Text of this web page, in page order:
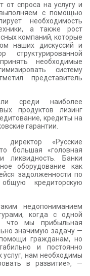
от спроса на услугу и
с помощью
необходимость
а также рост
компаний, которые
наших дискуссий и
необходимые
систему
представитель
среди наиболее
продуктов лизинг
кредиты на
гарантии.
директор «Русские
большая «головная
ликвидность. Банки
оборудование как
задолженности по
кредиторскую
недопониманием
когда с одной
что мы прибыльная
значимую задачу —
гражданам, но
и постоянно
нам необходимы
в развитие», —